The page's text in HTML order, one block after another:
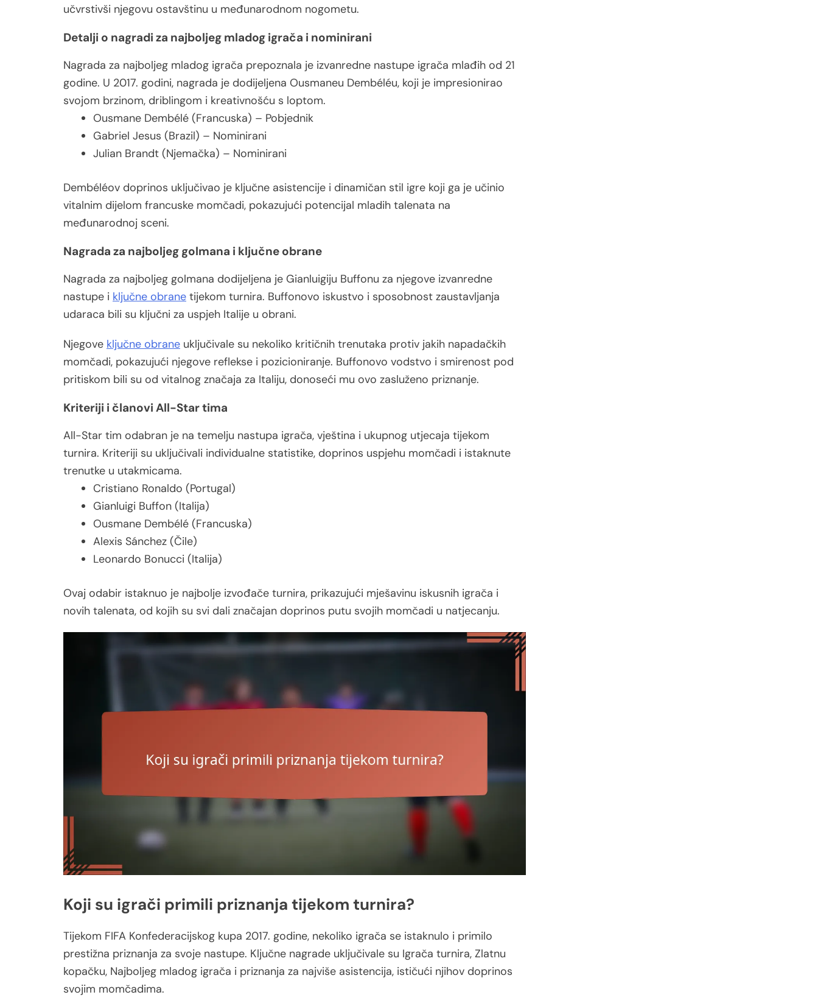
učvrstivši njegovu ostavštinu u međunarodnom nogometu.
Detalji o nagradi za najboljeg mladog igrača i nominirani
Nagrada za najboljeg mladog igrača prepoznala je izvanredne nastupe igrača mlađih od 21
godine. U 2017. godini, nagrada je dodijeljena Ousmaneu Dembéléu, koji je impresionirao
svojom brzinom, driblingom i kreativnošću s loptom.
Ousmane Dembélé (Francuska) – Pobjednik
Gabriel Jesus (Brazil) – Nominirani
Julian Brandt (Njemačka) – Nominirani
Dembéléov doprinos uključivao je ključne asistencije i dinamičan stil igre koji ga je učinio
vitalnim dijelom francuske momčadi, pokazujući potencijal mladih talenata na
međunarodnoj sceni.
Nagrada za najboljeg golmana i ključne obrane
Nagrada za najboljeg golmana dodijeljena je Gianluigiju Buffonu za njegove izvanredne
nastupe i ključne obrane tijekom turnira. Buffonovo iskustvo i sposobnost zaustavljanja
udaraca bili su ključni za uspjeh Italije u obrani.
Njegove ključne obrane uključivale su nekoliko kritičnih trenutaka protiv jakih napadačkih
momčadi, pokazujući njegove reflekse i pozicioniranje. Buffonovo vodstvo i smirenost pod
pritiskom bili su od vitalnog značaja za Italiju, donoseći mu ovo zasluženo priznanje.
Kriteriji i članovi All-Star tima
All-Star tim odabran je na temelju nastupa igrača, vještina i ukupnog utjecaja tijekom
turnira. Kriteriji su uključivali individualne statistike, doprinos uspjehu momčadi i istaknute
trenutke u utakmicama.
Cristiano Ronaldo (Portugal)
Gianluigi Buffon (Italija)
Ousmane Dembélé (Francuska)
Alexis Sánchez (Čile)
Leonardo Bonucci (Italija)
Ovaj odabir istaknuo je najbolje izvođače turnira, prikazujući mješavinu iskusnih igrača i
novih talenata, od kojih su svi dali značajan doprinos putu svojih momčadi u natjecanju.
Koji su igrači primili priznanja tijekom turnira?
Tijekom FIFA Konfederacijskog kupa 2017. godine, nekoliko igrača se istaknulo i primilo
prestižna priznanja za svoje nastupe. Ključne nagrade uključivale su Igrača turnira, Zlatnu
kopačku, Najboljeg mladog igrača i priznanja za najviše asistencija, ističući njihov doprinos
svojim momčadima.